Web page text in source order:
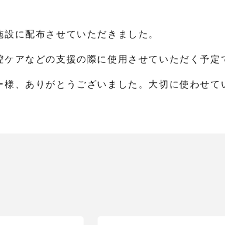
設に配布させていただきました。
ケアなどの支援の際に使用させていただく予定
様、ありがとうございました。大切に使わせて